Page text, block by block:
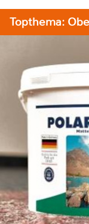
Topthema: